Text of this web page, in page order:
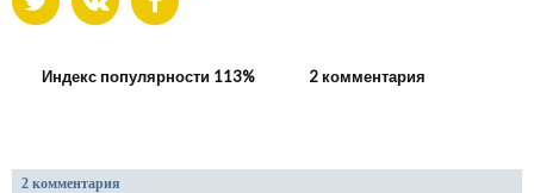
Индекс популярности 113% 2 комментария
2 комментария